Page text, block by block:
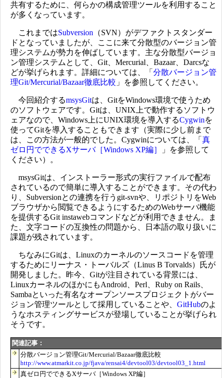
共有するために、何らかの構成管理ツールを利用すること
が多くなっています。
これまではSubversion （SVN）がデファクトスタンダー
ドとなっていましたが、ここに来て分散型のバージョン管
理システムが勢力を伸ばしています。主な分散型バージョ
ン管理システムとして、Git、Mercurial、Bazaar、Darcsな
どが挙げられます。詳細については、「 分散バージョン管
理Git/Mercurial/Bazaar徹底比較 」を参照してください。
今回紹介するmsysGitは、GitをWindows環境で使うため
のソフトウェアです。Gitは、UNIX上で動作するソフトウ
ェアなので、Windows上にUNIX環境を導入するCygwinを
使ってGitを導入することもできます（実際に少し前まで
は、この方法が一般的でした。Cygwinについては、「 真
ゼロ円でできるXサーバ［Windows XP編］
」を参照して
ください）。
msysGitは、インストーラー形式の実行ファイルで配布
されているので簡単に導入することができます。その代わ
り、Subversionとの連携を行うgit-svnや、リポジトリをWeb
ブラウザから閲覧できるようにするためのWebサーバ機能
を提供するGit instawebコマンドなどが利用できません。ま
た、文字コードの互換性の問題から、日本語の取り扱いに
課題が残されています。
ちなみにGitは、Linuxのカーネルのソースコードを管理
するためにリーナス・トーバルズ（Linus B Torvalds）氏が
開発しました。昨今、Gitが注目されている背景には、
LinuxカーネルのほかにもAndroid、Perl、Ruby on Rails、
Sambaといった有名なオープンソースプロジェクトがバー
ジョン管理ツールとして採用していることや、 GitHubのよ
うなホスティングサービスが登場していることが挙げられ
そうです。
関連記事：
分散バージョン管理Git/Mercurial/Bazaar徹底比較
http://www.atmarkit.co.jp/fjava/rensai4/devtool03/devtool03_1.html
真ゼロ円でできるXサーバ［Windows XP編］